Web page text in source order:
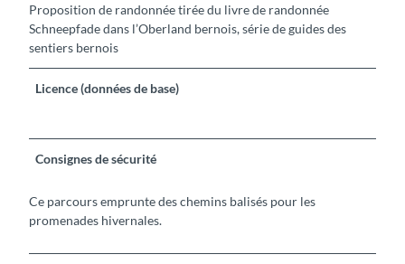
Proposition de randonnée tirée du livre de randonnée
Schneepfade dans l’Oberland bernois, série de guides des
sentiers bernois
Licence (données de base)
Consignes de sécurité
Ce parcours emprunte des chemins balisés pour les
promenades hivernales.